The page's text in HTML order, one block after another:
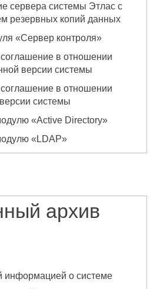
сервера системы Этлас с
резервных копий данных
«Сервер контроля»
в отношении
версии системы
в отношении
системы
«Active Directory»
«LDAP»
архив
информацией о системе